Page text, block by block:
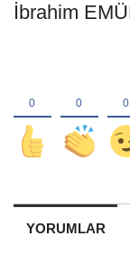
İbrahim
YORUMLAR